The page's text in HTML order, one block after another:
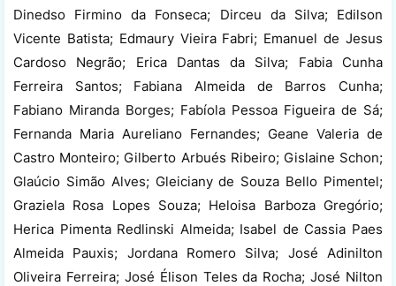
Dinedso Firmino da Fonseca; Dirceu da Silva; Edilson
Vicente Batista; Edmaury Vieira Fabri; Emanuel de Jesus
Cardoso Negrão; Erica Dantas da Silva; Fabia Cunha
Ferreira Santos; Fabiana Almeida de Barros Cunha;
Fabiano Miranda Borges; Fabíola Pessoa Figueira de Sá;
Fernanda Maria Aureliano Fernandes; Geane Valeria de
Castro Monteiro; Gilberto Arbués Ribeiro; Gislaine Schon;
Glaúcio Simão Alves; Gleiciany de Souza Bello Pimentel;
Graziela Rosa Lopes Souza; Heloisa Barboza Gregório;
Herica Pimenta Redlinski Almeida; Isabel de Cassia Paes
Almeida Pauxis; Jordana Romero Silva; José Adinilton
Oliveira Ferreira; José Élison Teles da Rocha; José Nilton